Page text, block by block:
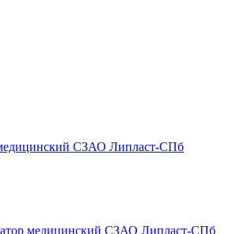
СЗАО Липласт-СПб
медицинский СЗАО Липласт-СПб